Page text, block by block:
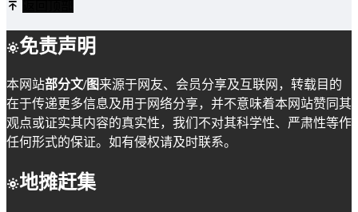
免责声明
本网站部分文/图来源于网友、会员分享及互联网，转载目的
在于传递更多信息及用于网络分享，并不意味着本网站赞同其
观点或证实其内容的真实性，我们不对其科学性、严肃性等作
任何形式的保证。如有侵权请及时联系。
地摊赶集